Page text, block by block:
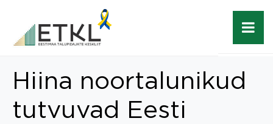
Hiina noortalunikud
tutvuvad Eesti